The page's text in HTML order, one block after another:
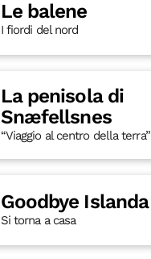
Le balene
I fiordi del nord
La penisola di
Snæfellsnes
“Viaggio al centro della terra”
Goodbye Islanda
Si torna a casa